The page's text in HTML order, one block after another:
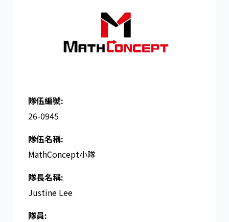
隊伍編號:
26-0945
隊伍名稱:
MathConcept小隊
隊長名稱​:
Justine Lee
隊員: